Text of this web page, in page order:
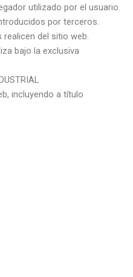
utilizado por el usuario.
por terceros.
realicen del sitio web.
bajo la exclusiva
incluyendo a título